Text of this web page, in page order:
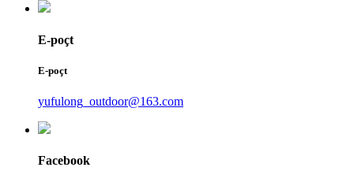
E-poçt
E-poçt
yufulong_outdoor@163.com
Facebook